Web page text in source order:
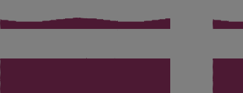
Сорт винограда
Тинто Фино (Темпранильо)
Регион
Кастилия и Леон, Торо
Дмитрий
Сорт
Тинто
Артем